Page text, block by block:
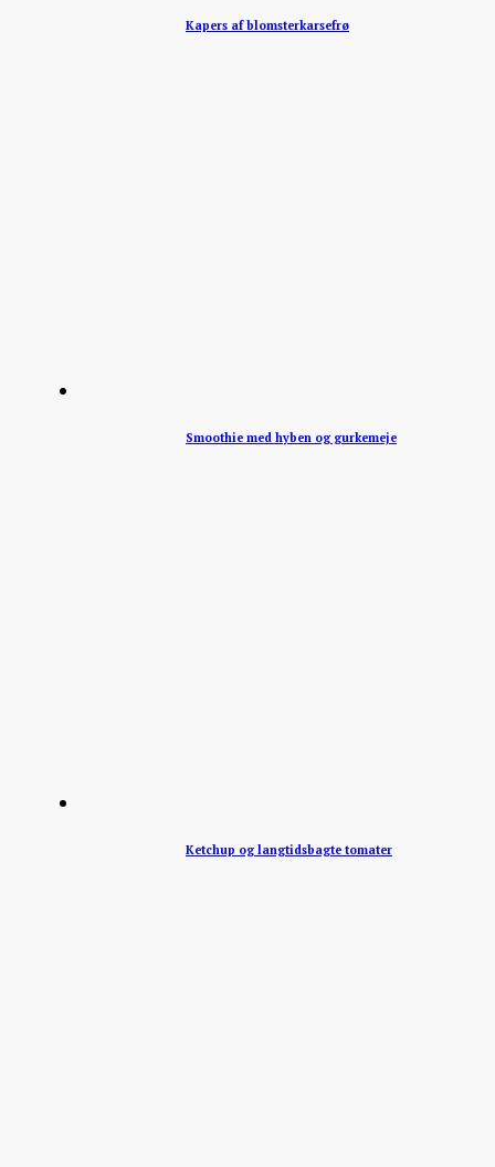
Kapers af blomsterkarsefrø
Smoothie med hyben og gurkemeje
Ketchup og langtidsbagte tomater